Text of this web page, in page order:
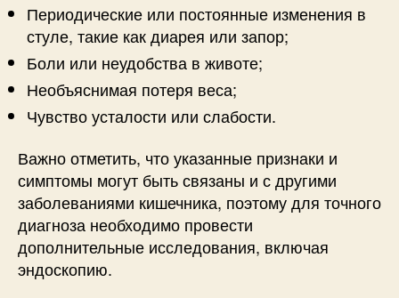
Периодические или постоянные изменения в
стуле, такие как диарея или запор;
Боли или неудобства в животе;
Необъяснимая потеря веса;
Чувство усталости или слабости.
Важно отметить, что указанные признаки и
симптомы могут быть связаны и с другими
заболеваниями кишечника, поэтому для точного
диагноза необходимо провести
дополнительные исследования, включая
эндоскопию.